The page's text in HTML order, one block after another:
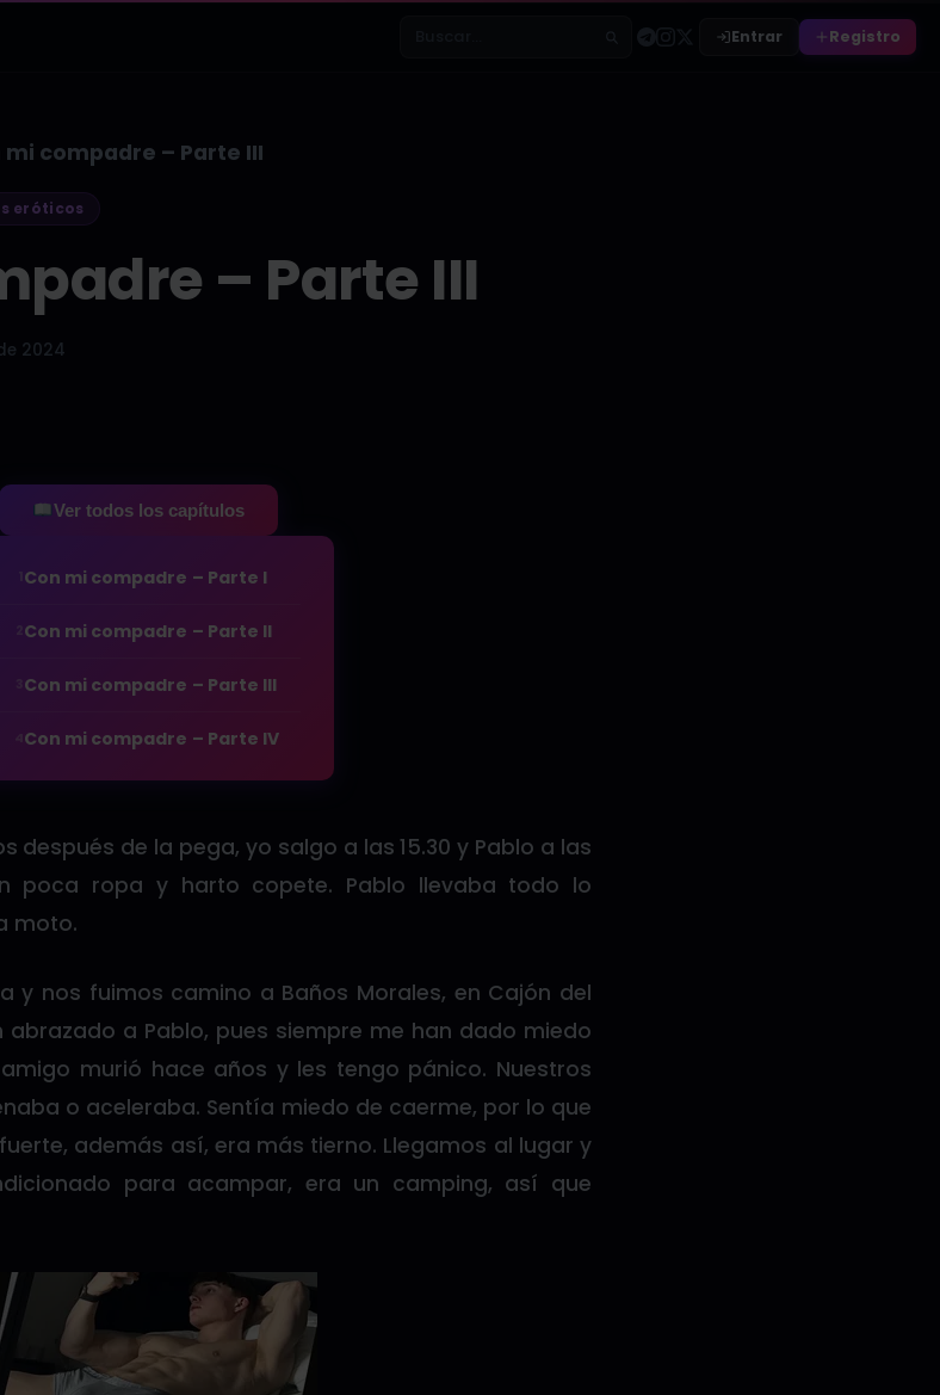
Entrar Registro
mi compadre – Parte III
eróticos
– Parte III
2024
Ver todos los capítulos
Con mi compadre – Parte I
Con mi compadre – Parte II
Con mi compadre – Parte III
Con mi compadre – Parte IV
después de la pega, yo salgo a las 15.30 y Pablo a las
poca ropa y harto copete. Pablo llevaba todo lo
moto.
y nos fuimos camino a Baños Morales, en Cajón del
abrazado a Pablo, pues siempre me han dado miedo
murió hace años y les tengo pánico. Nuestros
o aceleraba. Sentía miedo de caerme, por lo que
además así, era más tierno. Llegamos al lugar y
para acampar, era un camping, así que